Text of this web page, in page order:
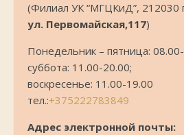
(Филиал УК “МГЦКиД”, 212030
ул. Первомайская,117)
Понедельник – пятница:
суббота: 11.00-20.00;
воскресенье: 11.00-19.00
тел.:+375222783849
Адрес электронной почты: